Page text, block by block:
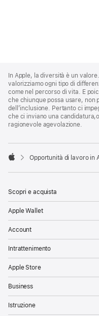
Footer
In Apple, la diversità è un
valorizziamo ogni tipo di
come nel percorso di vita. E
che chiunque possa usare, non
dell’inclusione. Pertanto ci
che ci inviano una
ragionevole agevolazione.

Opportunità di lavoro in
Scopri e acquista
Apple Wallet
Account
Intrattenimento
Apple Store
Business
Istruzione